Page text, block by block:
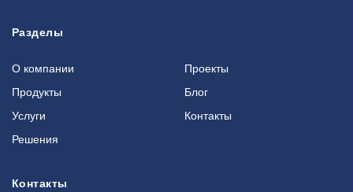
Разделы
О компании
Продукты
Услуги
Решения
Проекты
Блог
Контакты
Контакты